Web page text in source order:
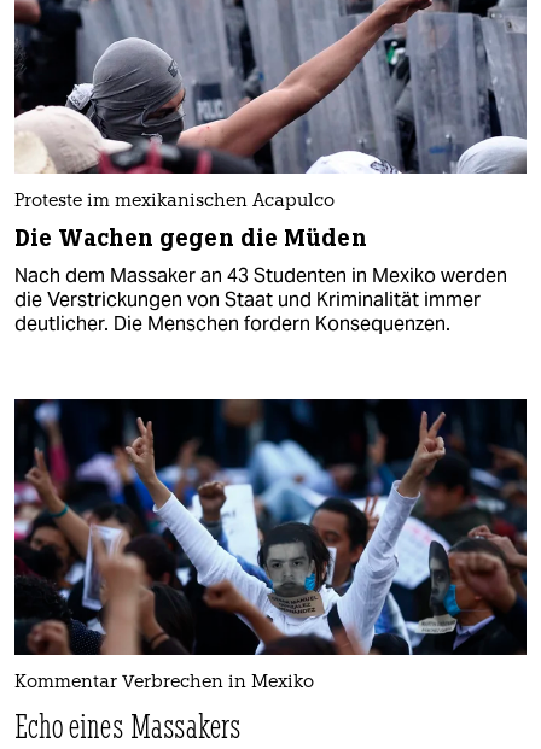
Proteste im mexikanischen Acapulco
Die Wachen gegen die Müden
Nach dem Massaker an 43 Studenten in Mexiko werden
die Verstrickungen von Staat und Kriminalität immer
deutlicher. Die Menschen fordern Konsequenzen.
Kommentar Verbrechen in Mexiko
Echo eines Massakers